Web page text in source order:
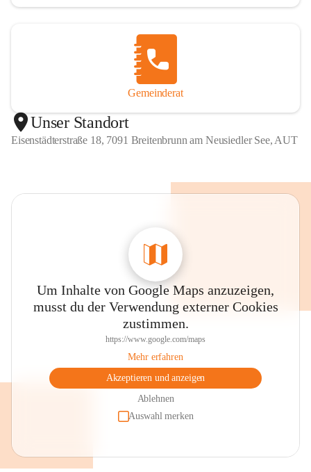
Gemeinderat
Unser Standort
Eisenstädterstraße 18, 7091 Breitenbrunn am Neusiedler See, AUT
Um Inhalte von Google Maps anzuzeigen,
musst du der Verwendung externer Cookies
zustimmen.
https://www.google.com/maps
Mehr erfahren
Akzeptieren und anzeigen
Ablehnen
Auswahl merken